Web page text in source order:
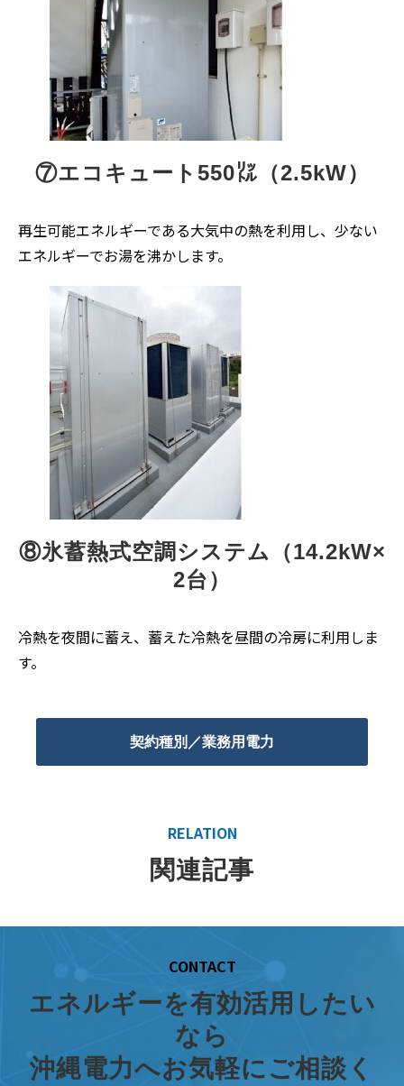
⑦エコキュート550㍑（2.5kW）
再生可能エネルギーである大気中の熱を利用し、少ない
エネルギーでお湯を沸かします。
⑧氷蓄熱式空調システム（14.2kW×
2台）
冷熱を夜間に蓄え、蓄えた冷熱を昼間の冷房に利用しま
す。
契約種別／業務用電力
RELATION
関連記事
CONTACT
エネルギーを有効活用したい
なら
沖縄電力へお気軽にご相談く